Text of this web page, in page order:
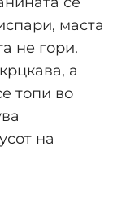
маста
не гори.
а
топи во
на